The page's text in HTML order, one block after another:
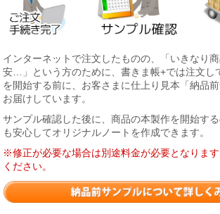
インターネットで注文したものの、「いきなり
安…」という方のために、書きま帳+では注文し
を開始する前に、お客さまに仕上り見本「納品
お届けしています。
サンプル確認した後に、商品の本製作を開始す
も安心してオリジナルノートを作成できます。
※修正が必要な場合は別途料金が必要となりま
ください。